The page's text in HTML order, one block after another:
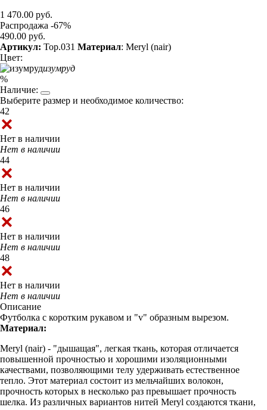
1 470.00 руб.
Распродажа -67%
490.00 руб.
Артикул: Top.031 Материал: Meryl (nair)
Цвет:
изумруд
%
Наличие:
Выберите размер и необходимое количество:
42
Нет в наличии
Нет в наличии
44
Нет в наличии
Нет в наличии
46
Нет в наличии
Нет в наличии
48
Нет в наличии
Нет в наличии
Описание
Футболка с коротким рукавом и "v" образным вырезом.
Материал:
Meryl (nair) - "дышащая", легкая ткань, которая отличается
повышенной прочностью и хорошими изоляционными
качествами, позволяющими телу удерживать естественное
тепло. Этот материал состоит из мельчайших волокон,
прочность которых в несколько раз превышает прочность
шелка. Из различных вариантов нитей Meryl создаются ткани,